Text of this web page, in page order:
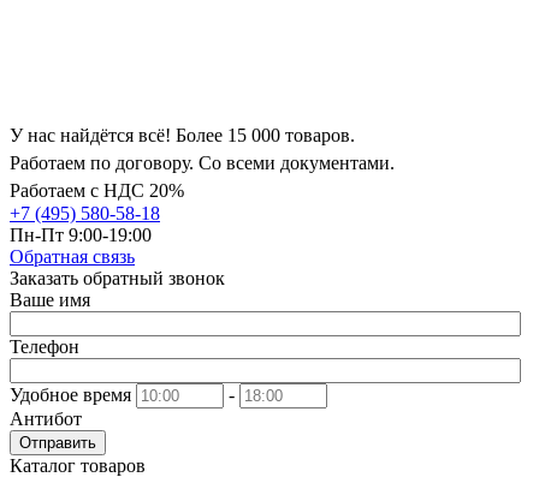
У нас найдётся всё! Более 15 000 товаров.
Работаем по договору. Со всеми документами.
Работаем с НДС 20%
+7 (495) 580-58-18
Пн-Пт 9:00-19:00
Обратная связь
Заказать обратный звонок
Ваше имя
Телефон
Удобное время
-
Антибот
Отправить
Каталог товаров